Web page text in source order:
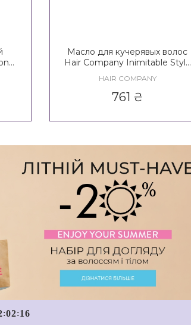
Масло для кучерявых волос
Hair Company Inimitable Style
Pro-Curl Oil
HAIR COMPANY
761 ₴
:02:15